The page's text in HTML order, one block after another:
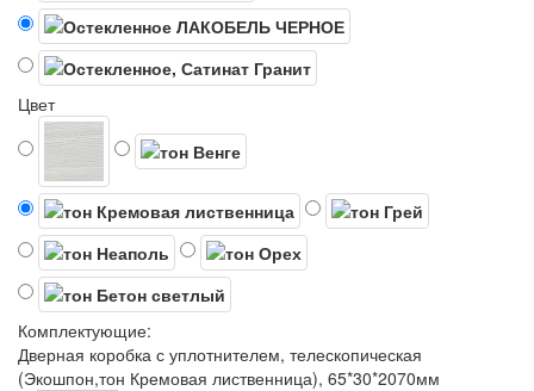
Цвет
Комплектующие:
Дверная коробка с уплотнителем, телескопическая
(Экошпон,тон Кремовая лиственница), 65*30*2070мм